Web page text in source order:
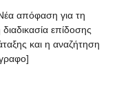
απόφαση για τη
επίδοσης
και η αναζήτηση